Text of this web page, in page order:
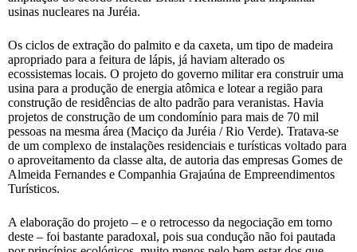
usinas nucleares na Juréia.
Os ciclos de extração do palmito e da caxeta, um tipo de madeira
apropriado para a feitura de lápis, já haviam alterado os
ecossistemas locais. O projeto do governo militar era construir uma
usina para a produção de energia atômica e lotear a região para
construção de residências de alto padrão para veranistas. Havia
projetos de construção de um condomínio para mais de 70 mil
pessoas na mesma área (Maciço da Juréia / Rio Verde). Tratava-se
de um complexo de instalações residenciais e turísticas voltado para
o aproveitamento da classe alta, de autoria das empresas Gomes de
Almeida Fernandes e Companhia Grajaúna de Empreendimentos
Turísticos.
A elaboração do projeto – e o retrocesso da negociação em torno
deste – foi bastante paradoxal, pois sua condução não foi pautada